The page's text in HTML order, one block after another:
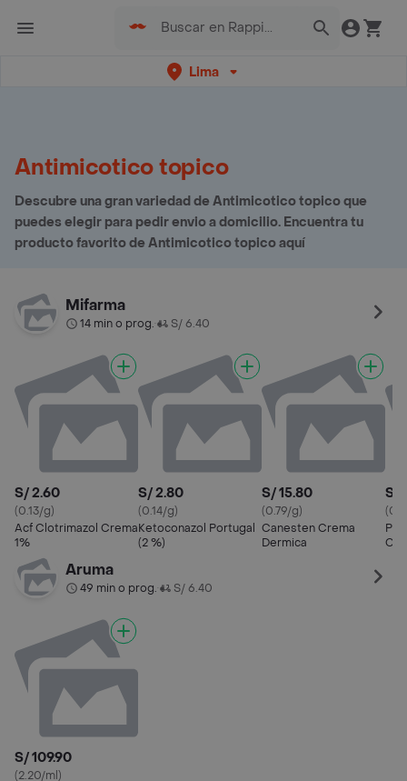
Lima
Antimicotico topico
Descubre una gran variedad de Antimicotico topico que
puedes elegir para pedir envio a domicilio. Encuentra tu
producto favorito de Antimicotico topico aquí
Mifarma
14 min o prog.• S/ 6.40
S/ 2.60
(0.13/g)
Acf Clotrimazol Crema
1%
S/ 2.80
(0.14/g)
Ketoconazol Portugal
(2 %)
S/ 15.80
(0.79/g)
Canesten Crema
Dermica
S/
Aruma
49 min o prog.• S/ 6.40
S/ 109.90
(2.20/ml)